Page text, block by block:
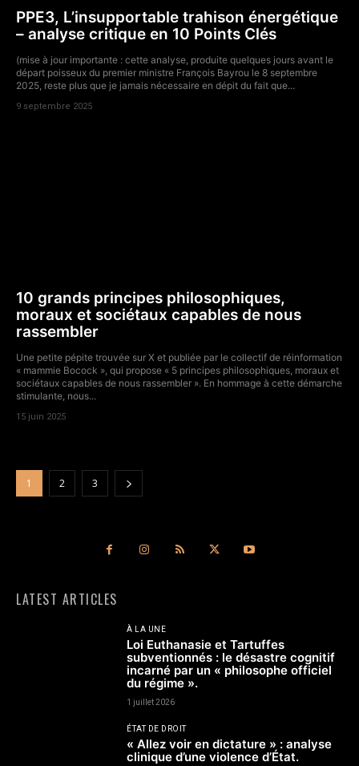
PPE3, L’insupportable trahison énergétique
– analyse critique en 10 Points Clés
(mise à jour importante : cette analyse, produite quelques jours avant le
départ poisseux du premier ministre François Bayrou le 8 septembre
2025, reste plus que je jamais nécessaire en dépit du fait que...
9 septembre 2025
10 grands principes philosophiques,
moraux et sociétaux capables de nous
rassembler
Une petite pépite trouvée sur X et publiée par le collectif de réinformation
« mammie Bocock », qui propose « 5 principes philosophiques, moraux et
sociétaux capables de nous rassembler ». En hommage à cette démarche
stimulante, nous...
15 juin 2025
1 2 3
LATEST ARTICLES
À LA UNE
Loi Euthanasie et Tartuffes
subventionnés : le désastre cognitif
incarné par un « philosophe officiel
du régime ».
1 juillet 2026
ÉTAT DE DROIT
« Allez voir en dictature » : analyse
clinique d’une violence d’État.